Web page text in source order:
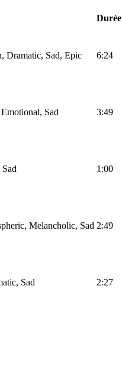
Durée
Dramatic, Sad, Epic 6:24
Sad 3:49
1:00
Melancholic, Sad 2:49
Sad 2:27